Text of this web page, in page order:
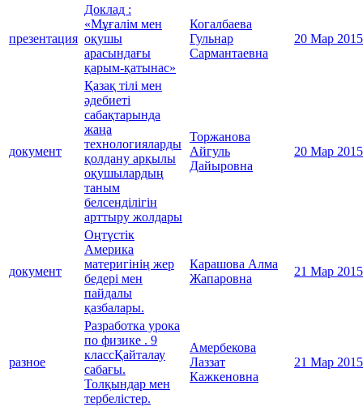
презентация
Доклад :
«Мұғалім мен
оқушы
арасындағы
қарым-қатынас»
Когалбаева
Гульнар
Сармантаевна
20 Мар 2015
документ
Қазақ тілі мен
әдебиеті
сабақтарында
жаңа
технологияларды
қолдану арқылы
оқушылардың
таным
белсенділігін
арттыру жолдары
Торжанова
Айгуль
Дайыровна
20 Мар 2015
документ
Оңтүстік
Америка
материгінің жер
бедері мен
пайдалы
қазбалары.
Карашова Алма
Жапаровна
21 Мар 2015
разное
Разработка урока
по физике . 9
классҚайталау
сабағы.
Толқындар мен
тербелістер.
Амербекова
Лаззат
Кажкеновна
21 Мар 2015